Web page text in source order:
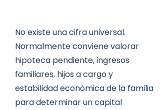
No existe una cifra universal.
Normalmente conviene valorar
hipoteca pendiente, ingresos
familiares, hijos a cargo y
estabilidad económica de la familia
para determinar un capital